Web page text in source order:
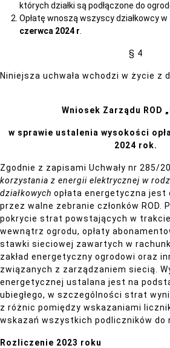
których działki są podłączone do
Opłatę wnoszą wszyscy działkowcy
czerwca 2024 r
§ 4
Niniejsza uchwała wchodzi w życie z
Wniosek Zarządu ROD
w sprawie ustalenia wysokości
2024 rok.
Zgodnie z zapisami Uchwały nr 285/
korzystania z energii elektrycznej w
działkowych opłata energetyczna jest
przez walne zebranie członków ROD.
pokrycie strat powstających w trakcie
wewnątrz ogrodu, opłaty
stawki sieciowej zawartych w
zakład energetyczny ogrodowi oraz
związanych z zarządzaniem siecią.
energetycznej ustalana jest na
ubiegłego, w szczególności strat
z różnic pomiędzy wskazaniami
wskazań wszystkich podliczników do
Rozliczenie 2023 roku